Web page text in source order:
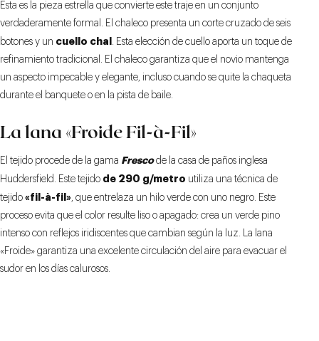
Esta es la pieza estrella que convierte este traje en un conjunto
verdaderamente formal. El chaleco presenta un corte cruzado de seis
botones y un cuello chal . Esta elección de cuello aporta un toque de
refinamiento tradicional. El chaleco garantiza que el novio mantenga
un aspecto impecable y elegante, incluso cuando se quite la chaqueta
durante el banquete o en la pista de baile.
La lana «Froide Fil-à-Fil»
El tejido procede de la gama Frescode la casa de paños inglesa
Huddersfield. Este tejido de 290 g/metro utiliza una técnica de
tejido «fil-à-fil», que entrelaza un hilo verde con uno negro. Este
proceso evita que el color resulte liso o apagado: crea un verde pino
intenso con reflejos iridiscentes que cambian según la luz. La lana
«Froide» garantiza una excelente circulación del aire para evacuar el
sudor en los días calurosos.